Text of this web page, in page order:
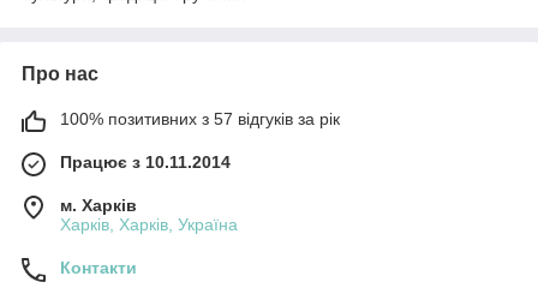
Про нас
100% позитивних з 57 відгуків за рік
Працює з 10.11.2014
м. Харків
Харків, Харків, Україна
Контакти